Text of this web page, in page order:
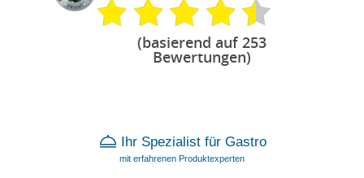
(basierend auf 253
Bewertungen)
Ihr Spezialist für Gastro
mit erfahrenen Produktexperten